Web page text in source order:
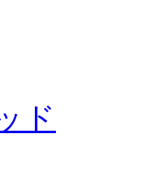
ド